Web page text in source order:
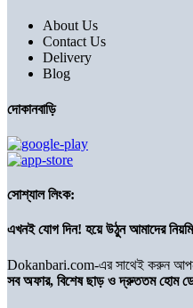
About Us
Contact Us
Delivery
Blog
দোকানবাড়ি
সোশ্যাল লিংক:
এখনই যোগ দিন! হয়ে উঠুন আমাদের
Dokanbari.com-এর সাথেই করুন
সব অফার, বিশেষ ছাড় ও দ্রুততম হোম